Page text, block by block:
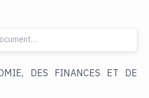
DES FINANCES ET DE